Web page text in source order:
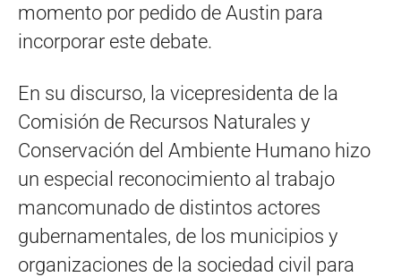
momento por pedido de Austin para
incorporar este debate.
En su discurso, la vicepresidenta de la
Comisión de Recursos Naturales y
Conservación del Ambiente Humano hizo
un especial reconocimiento al trabajo
mancomunado de distintos actores
gubernamentales, de los municipios y
organizaciones de la sociedad civil para